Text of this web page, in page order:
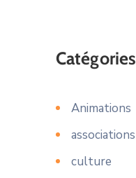
Catégories
Animations
associations
culture